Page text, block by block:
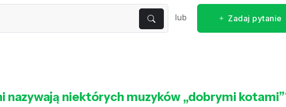
lub Zadaj pytanie
nazywają niektórych muzyków „dobrymi